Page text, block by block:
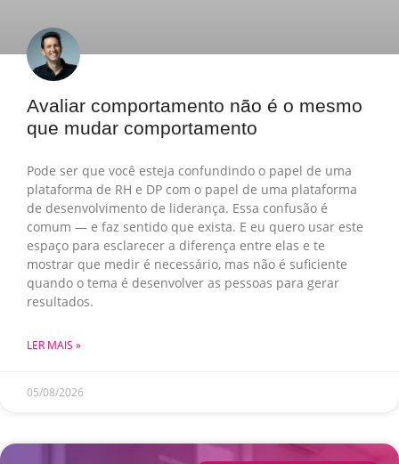
Avaliar comportamento não é o mesmo
que mudar comportamento
Pode ser que você esteja confundindo o papel de uma
plataforma de RH e DP com o papel de uma plataforma
de desenvolvimento de liderança. Essa confusão é
comum — e faz sentido que exista. E eu quero usar este
espaço para esclarecer a diferença entre elas e te
mostrar que medir é necessário, mas não é suficiente
quando o tema é desenvolver as pessoas para gerar
resultados.
LER MAIS »
05/08/2026